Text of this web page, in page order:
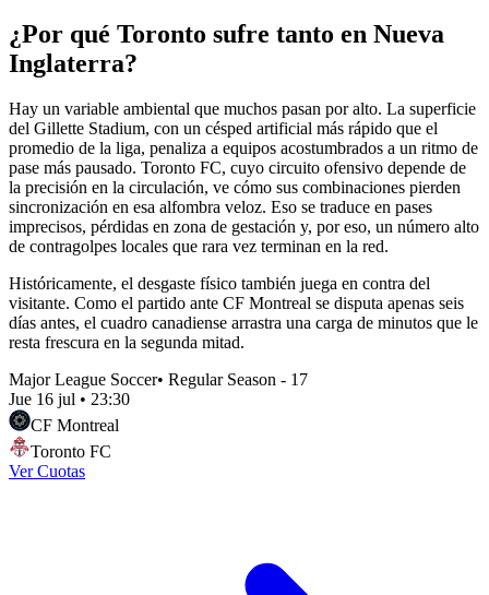
¿Por qué Toronto sufre tanto en Nueva
Inglaterra?
Hay un variable ambiental que muchos pasan por alto. La superficie
del Gillette Stadium, con un césped artificial más rápido que el
promedio de la liga, penaliza a equipos acostumbrados a un ritmo de
pase más pausado. Toronto FC, cuyo circuito ofensivo depende de
la precisión en la circulación, ve cómo sus combinaciones pierden
sincronización en esa alfombra veloz. Eso se traduce en pases
imprecisos, pérdidas en zona de gestación y, por eso, un número alto
de contragolpes locales que rara vez terminan en la red.
Históricamente, el desgaste físico también juega en contra del
visitante. Como el partido ante CF Montreal se disputa apenas seis
días antes, el cuadro canadiense arrastra una carga de minutos que le
resta frescura en la segunda mitad.
Major League Soccer• Regular Season - 17
Jue 16 jul • 23:30
CF Montreal
Toronto FC
Ver Cuotas